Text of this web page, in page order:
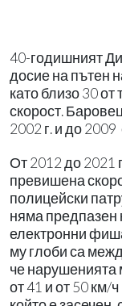
40-годишният
досие на пътен
като близо 30
скорост.
2002 г. и до 2009
От 2012 до 2021
превишена
полицейски
няма предпазен
електронни
му глоби са
че нарушенията
от 41 и от 50 км/